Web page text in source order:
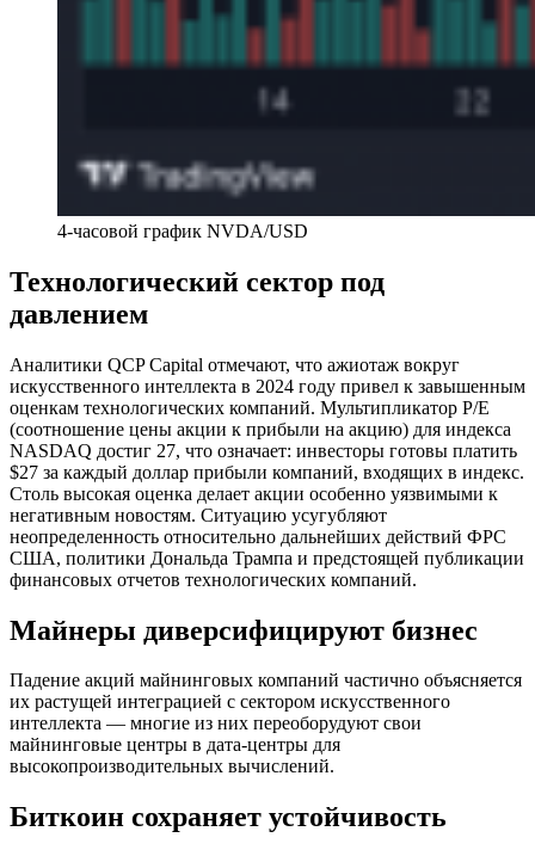
4-часовой график NVDA/USD
Технологический сектор под
давлением
Аналитики QCP Capital отмечают, что ажиотаж вокруг
искусственного интеллекта в 2024 году привел к завышенным
оценкам технологических компаний. Мультипликатор P/E
(соотношение цены акции к прибыли на акцию) для индекса
NASDAQ достиг 27, что означает: инвесторы готовы платить
$27 за каждый доллар прибыли компаний, входящих в индекс.
Столь высокая оценка делает акции особенно уязвимыми к
негативным новостям. Ситуацию усугубляют
неопределенность относительно дальнейших действий ФРС
США, политики Дональда Трампа и предстоящей публикации
финансовых отчетов технологических компаний.
Майнеры диверсифицируют бизнес
Падение акций майнинговых компаний частично объясняется
их растущей интеграцией с сектором искусственного
интеллекта — многие из них переоборудуют свои
майнинговые центры в дата-центры для
высокопроизводительных вычислений.
Биткоин сохраняет устойчивость